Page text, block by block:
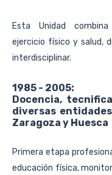
Esta Unidad
ejercicio físico y salud,
interdisciplinar.
1985 - 2005:
Docencia,
diversas
Zaragoza y Huesca
Primera etapa
educación física,